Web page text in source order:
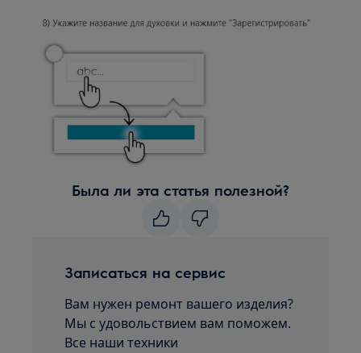
Была ли эта статья полезной?
Записаться на сервис
Вам нужен ремонт вашего изделия?
Мы с удовольствием вам поможем.
Все наши техники